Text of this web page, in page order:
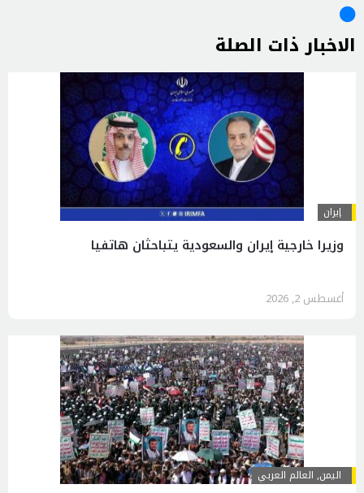
الاخبار ذات الصلة
إيران
وزيرا خارجية إيران والسعودية یتباحثان هاتفيا
أغسطس 2, 2026
اليمن, العالم العربي